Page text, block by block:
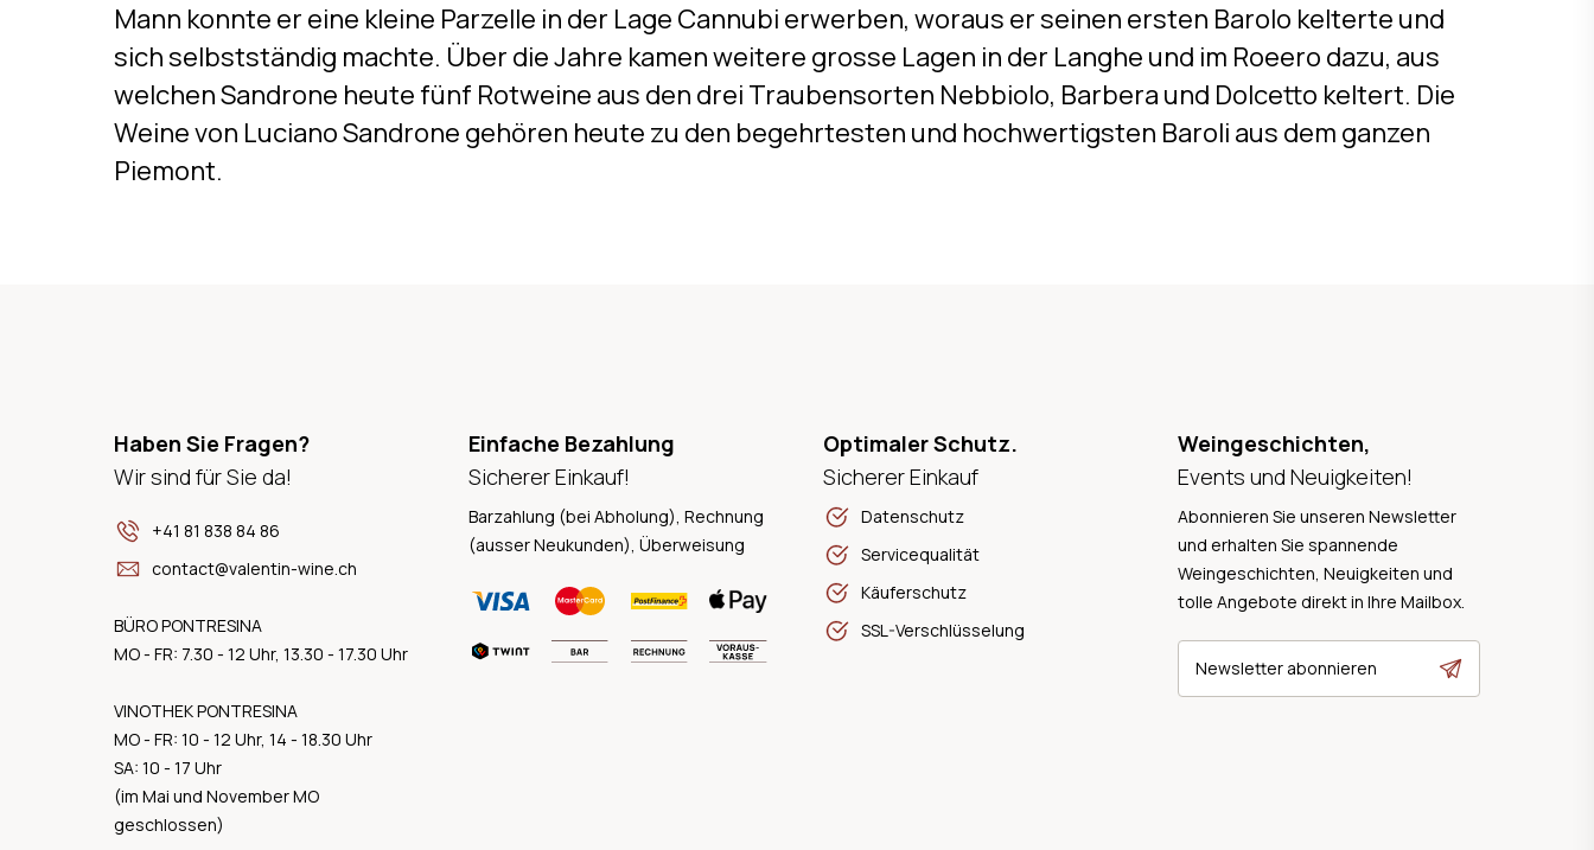
Mann konnte er eine kleine Parzelle in der Lage Cannubi erwerben, woraus er seinen ersten Barolo kelterte und
sich selbstständig machte. Über die Jahre kamen weitere grosse Lagen in der Langhe und im Roeero dazu, aus
welchen Sandrone heute fünf Rotweine aus den drei Traubensorten Nebbiolo, Barbera und Dolcetto keltert. Die
Weine von Luciano Sandrone gehören heute zu den begehrtesten und hochwertigsten Baroli aus dem ganzen
Piemont.
Haben Sie Fragen?
Wir sind für Sie da!
+41 81 838 84 86
contact@valentin-wine.ch
BÜRO PONTRESINA
MO - FR: 7.30 - 12 Uhr, 13.30 - 17.30 Uhr
VINOTHEK PONTRESINA
MO - FR: 10 - 12 Uhr, 14 - 18.30 Uhr
SA: 10 - 17 Uhr
(im Mai und November MO
geschlossen)
Einfache Bezahlung
Sicherer Einkauf!
Barzahlung (bei Abholung), Rechnung
(ausser Neukunden), Überweisung
Optimaler Schutz.
Sicherer Einkauf
Datenschutz
Servicequalität
Käuferschutz
SSL-Verschlüsselung
Weingeschichten,
Events und Neuigkeiten!
Abonnieren Sie unseren Newsletter
und erhalten Sie spannende
Weingeschichten, Neuigkeiten und
tolle Angebote direkt in Ihre Mailbox.
Newsletter abonnieren